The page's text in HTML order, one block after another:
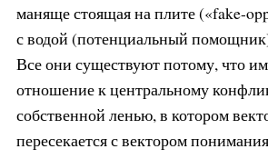
маняще стоящая на плите («fake-
с водой (потенциальный
Все они существуют потому, что
отношение к центральному
собственной ленью, в котором
пересекается с вектором